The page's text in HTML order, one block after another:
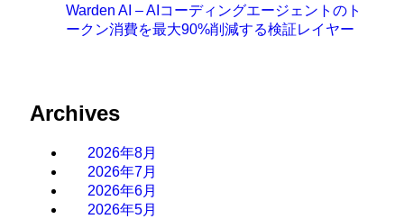
Warden AI – AIコーディングエージェントのト
ークン消費を最大90%削減する検証レイヤー
Archives
2026年8月
2026年7月
2026年6月
2026年5月